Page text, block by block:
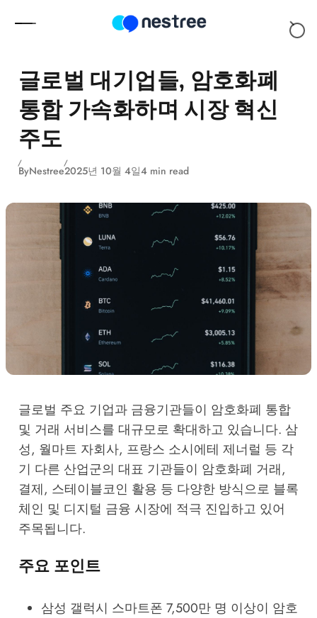
글로벌 대기업들, 암호화폐
통합 가속화하며 시장 혁신
주도
ByNestree2025년 10월 4일4 min read
글로벌 주요 기업과 금융기관들이 암호화폐 통합
및 거래 서비스를 대규모로 확대하고 있습니다. 삼
성, 월마트 자회사, 프랑스 소시에테 제너럴 등 각
기 다른 산업군의 대표 기관들이 암호화폐 거래,
결제, 스테이블코인 활용 등 다양한 방식으로 블록
체인 및 디지털 금융 시장에 적극 진입하고 있어
주목됩니다.
주요 포인트
삼성 갤럭시 스마트폰 7,500만 명 이상이 암호